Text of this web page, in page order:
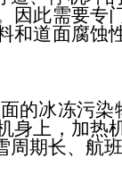
此需要专
道面腐蚀
冰冻污染
上，加热
期长、航班